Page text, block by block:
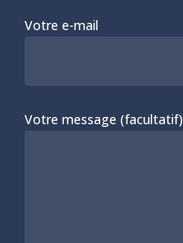
Votre e-mail
Votre message (facultatif)